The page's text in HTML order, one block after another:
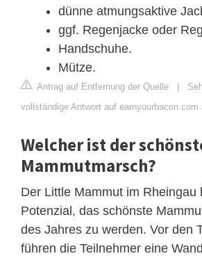
dünne atmungsaktive
ggf. Regenjacke oder
Handschuhe.
Mütze.
Antrag auf Entfernung der Quelle |
vollständige Antwort auf earnyourbacon.com
Welcher ist der
Mammutmarsch?
Der Little Mammut im Rheingau
Potenzial, das schönste
des Jahres zu werden. Vor den
führen die Teilnehmer eine